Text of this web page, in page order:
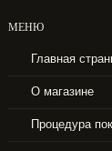
МЕНЮ
Главная
О магазине
Процедура